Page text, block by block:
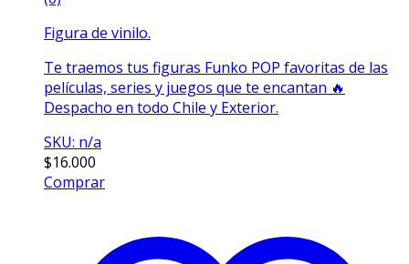
Figura de vinilo.
Te traemos tus figuras Funko POP favoritas de las
películas, series y juegos que te encantan 🔥
Despacho en todo Chile y Exterior.
SKU: n/a
$16.000
Comprar